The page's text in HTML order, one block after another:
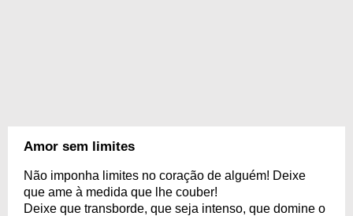
Amor sem limites
Não imponha limites no coração de alguém! Deixe
que ame à medida que lhe couber!
Deixe que transborde, que seja intenso, que domine o